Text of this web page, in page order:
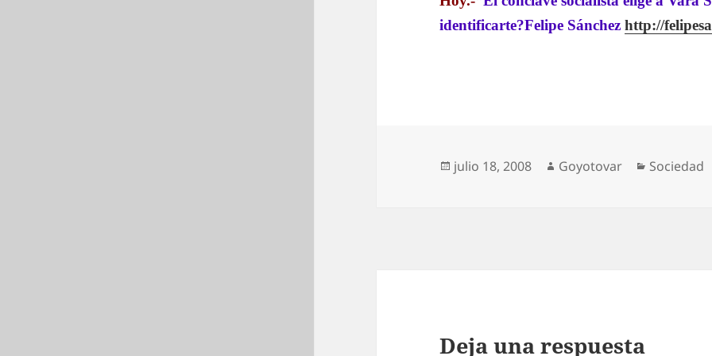
identificarte?Felipe Sánchezhttp://
Publicado
julio 18, 2008 Autor
Goyotovar Categorías
Sociedad
Deja una respuesta